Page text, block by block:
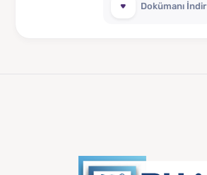
Dokümanı İndir